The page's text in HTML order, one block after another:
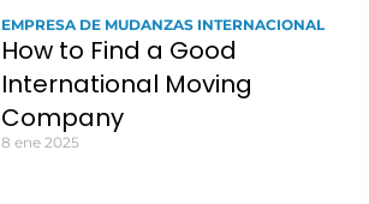
EMPRESA DE MUDANZAS INTERNACIONAL
How to Find a Good
International Moving
Company
8 ene 2025